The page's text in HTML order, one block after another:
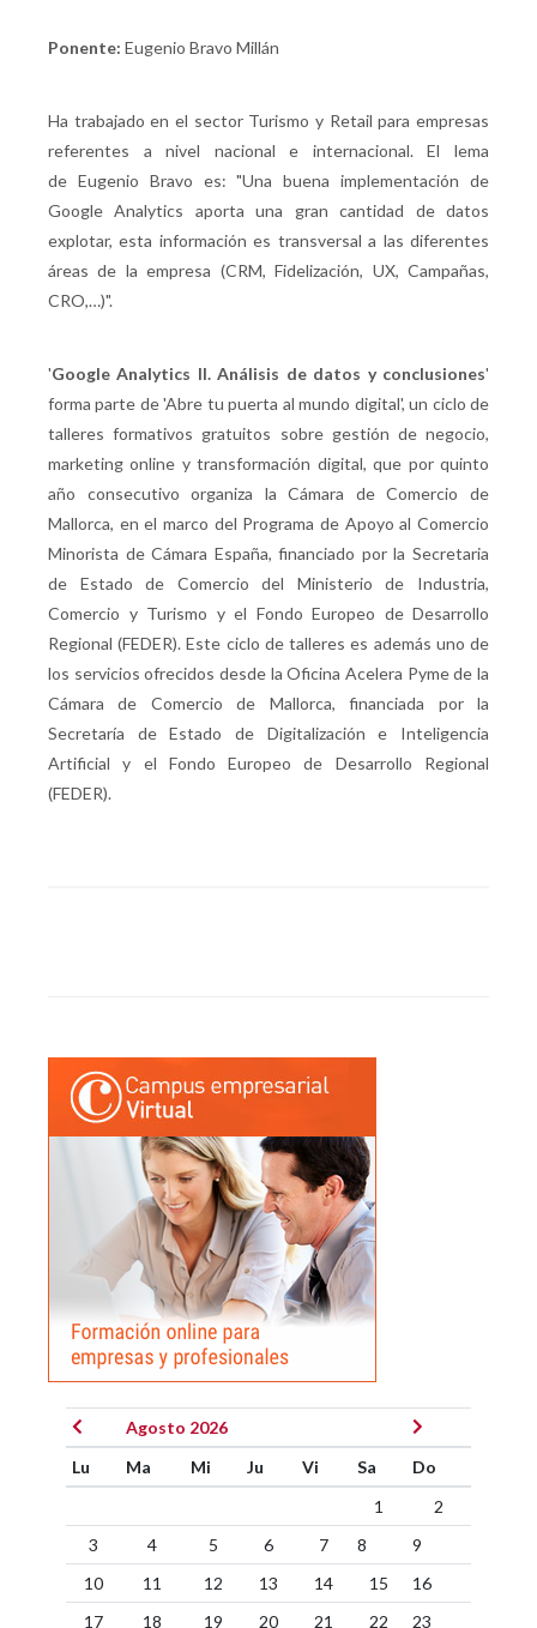
Ponente: Eugenio Bravo Millán
Ha trabajado en el sector Turismo y Retail para empresas
referentes a nivel nacional e internacional. El lema
de Eugenio Bravo es: "Una buena implementación de
Google Analytics aporta una gran cantidad de datos
explotar, esta información es transversal a las diferentes
áreas de la empresa (CRM, Fidelización, UX, Campañas,
CRO,…)".
'Google Analytics II. Análisis de datos y conclusiones'
forma parte de 'Abre tu puerta al mundo digital', un ciclo de
talleres formativos gratuitos sobre gestión de negocio,
marketing online y transformación digital, que por quinto
año consecutivo organiza la Cámara de Comercio de
Mallorca, en el marco del Programa de Apoyo al Comercio
Minorista de Cámara España, financiado por la Secretaria
de Estado de Comercio del Ministerio de Industria,
Comercio y Turismo y el Fondo Europeo de Desarrollo
Regional (FEDER). Este ciclo de talleres es además uno de
los servicios ofrecidos desde la Oficina Acelera Pyme de la
Cámara de Comercio de Mallorca, financiada por la
Secretaría de Estado de Digitalización e Inteligencia
Artificial y el Fondo Europeo de Desarrollo Regional
(FEDER).
Agosto 2026
Lu
Ma Mi Ju Vi Sa
Do
1
2
3
4 5 6 7 8
9
10
11 12 13 14 15
16
17
18 19 20 21 22 23